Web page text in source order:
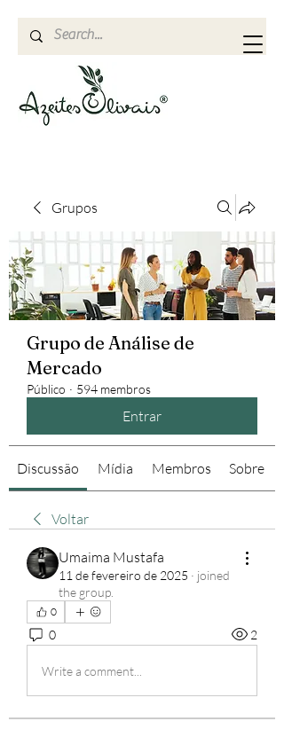
Grupos
Grupo de Análise de
Mercado
Público · 594 membros
Entrar
Discussão Mídia Membros Sobre
Voltar
Umaima Mustafa
11 de fevereiro de 2025 · joined
the group.
0
0 2
Write a comment...